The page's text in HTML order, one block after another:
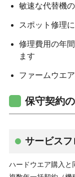
敏速な代替機
スポット修理
修理費用の年
ます
ファームウエ
保守契約
サービスフ
ハードウエア購入と